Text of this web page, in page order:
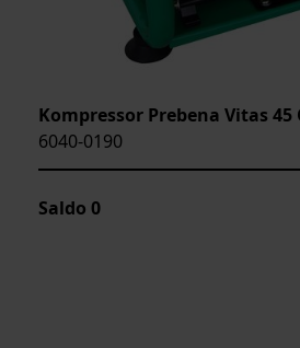
Kompressor Prebena Vitas
6040-0190
Saldo 0